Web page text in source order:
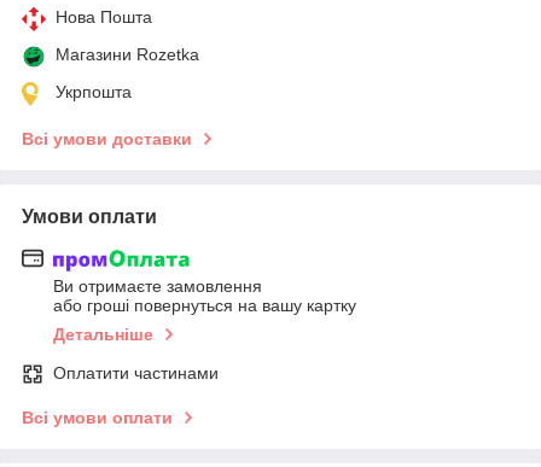
Нова Пошта
Магазини Rozetka
Укрпошта
Всі умови доставки
Умови оплати
Ви отримаєте замовлення
або гроші повернуться на вашу картку
Детальніше
Оплатити частинами
Всі умови оплати